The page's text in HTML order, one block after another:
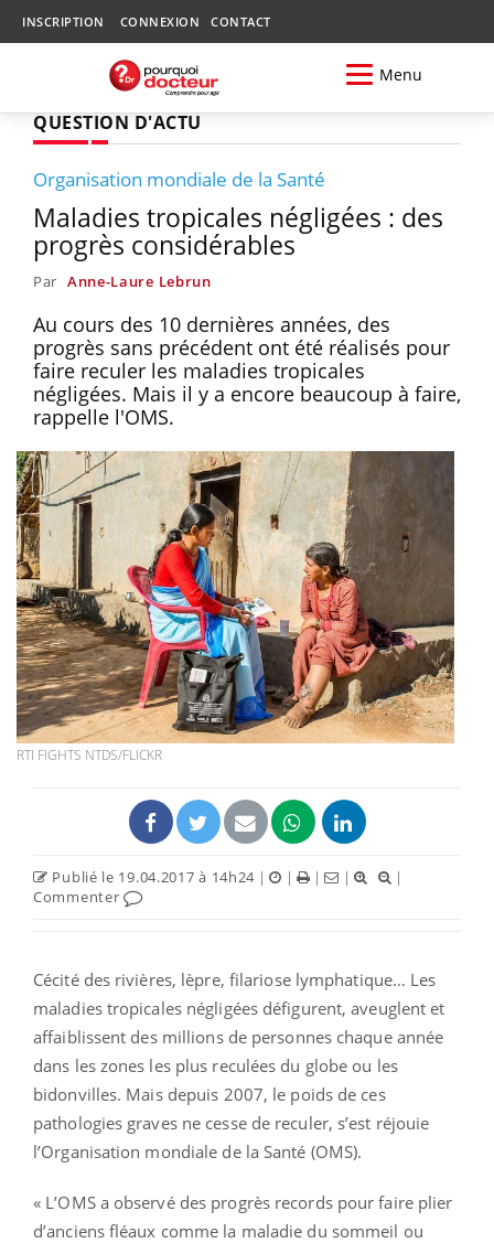
INSCRIPTION CONNEXION CONTACT
Menu
QUESTION D'ACTU
Organisation mondiale de la Santé
Maladies tropicales négligées : des
progrès considérables
Par Anne-Laure Lebrun
Au cours des 10 dernières années, des
progrès sans précédent ont été réalisés pour
faire reculer les maladies tropicales
négligées. Mais il y a encore beaucoup à faire,
rappelle l'OMS.
RTI FIGHTS NTDS/FLICKR
Publié le 19.04.2017 à 14h24 | | | |
|
Commenter
Cécité des rivières, lèpre, filariose lymphatique… Les
maladies tropicales négligées défigurent, aveuglent et
affaiblissent des millions de personnes chaque année
dans les zones les plus reculées du globe ou les
bidonvilles. Mais depuis 2007, le poids de ces
pathologies graves ne cesse de reculer, s’est réjouie
l’Organisation mondiale de la Santé (OMS).
« L’OMS a observé des progrès records pour faire plier
d’anciens fléaux comme la maladie du sommeil ou